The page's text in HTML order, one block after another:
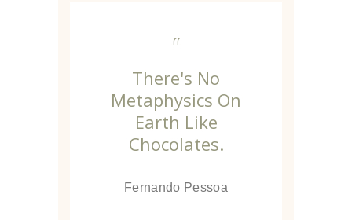
“
There's No
Metaphysics On
Earth Like
Chocolates.
Fernando Pessoa